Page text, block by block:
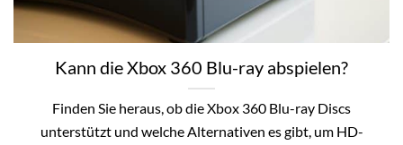
Kann die Xbox 360 Blu-ray abspielen?
Finden Sie heraus, ob die Xbox 360 Blu-ray Discs
unterstützt und welche Alternativen es gibt, um HD-